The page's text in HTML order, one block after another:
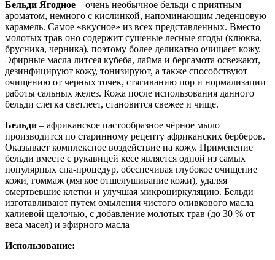
Бельди Ягодное – очень необычное бельди с приятным
ароматом, немного с кислинкой, напоминающим леденцовую
карамель. Самое «вкусное» из всех представленных. Вместо
молотых трав оно содержит сушеные лесные ягоды (клюква,
брусника, черника), поэтому более деликатно очищает кожу.
Эфирные масла литсея кубеба, лайма и бергамота освежают,
дезинфицируют кожу, тонизируют, а также способствуют
очищению от черных точек, стягиванию пор и нормализации
работы сальных желез. Кожа после использования данного
бельди слегка светлеет, становится свежее и чище.
Бельди – африканское пастообразное чёрное мыло
производится по старинному рецепту африканских берберов.
Оказывает комплексное воздействие на кожу. Применение
бельди вместе с рукавицей кесе является одной из самых
популярных спа-процедур, обеспечивая глубокое очищение
кожи, гоммаж (мягкое отшелушивание кожи), удаляя
омертвевшие клетки и улучшая микроциркуляцию. Бельди
изготавливают путем омыления чистого оливкового масла
калиевой щелочью, с добавление молотых трав (до 30 % от
веса масел) и эфирного масла
Использование: